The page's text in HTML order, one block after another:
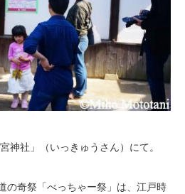
神社」（いっきゅうさん）にて。
の奇祭「べっちゃー祭」は、江戸時